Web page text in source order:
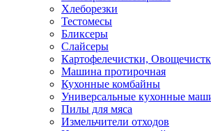
Хлеборезки
Тестомесы
Бликсеры
Слайсеры
Картофелечистки,
Машина протирочная
Кухонные комбайны
Универсальные кухонные
Пилы для мяса
Измельчители отходов